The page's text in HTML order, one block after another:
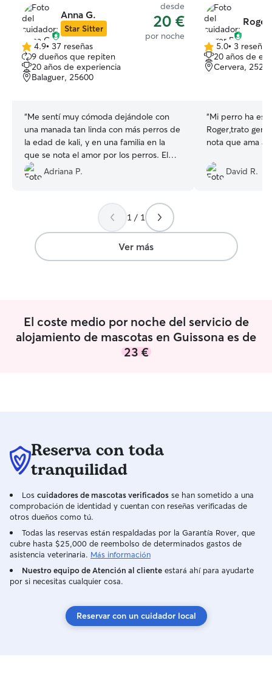
Anna G.
Star Sitter
desde
20 €
por noche
4.9
de
5
estrellas
4.9• 37 reseñas
9 dueños que repiten
20 años de experiencia
Balaguer, 25600
“Me sentí muy cómoda dejándole con
una manada tan linda con más perros de
la edad de kali, y en una familia en la
que se nota el amor por los perros. El
lugar también es genial, en el campo y
con mucho espacio Muy agradecida
Adriana P.
Roger
5.0
de
5
5.0• 3 reseñas
20 años de
Cervera,
“Mi perro ha
Roger,trato
nota que ama a
David R.
1 / 1
Ver más
El coste medio por noche del servicio de
alojamiento de mascotas en Guissona es de
23 €
Reserva con toda
tranquilidad
Los cuidadores de mascotas verificados se han sometido a una
comprobación de identidad y cuentan con reseñas verificadas de
otros dueños como tú.
Todas las reservas están respaldadas por la Garantía Rover, que
cubre hasta $25,000 de reembolso de determinados gastos de
asistencia veterinaria. Más información
Nuestro equipo de Atención al cliente estará ahí para ayudarte
por si necesitas cualquier cosa.
Reservar con un cuidador local